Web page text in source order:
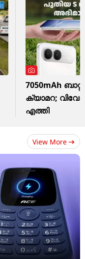
7050mAh
ക്യാമറ; വിവോ
എത്തി
View More